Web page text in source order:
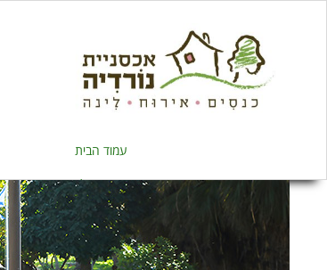
עמוד הבית
צור קשר / איך מגיעים